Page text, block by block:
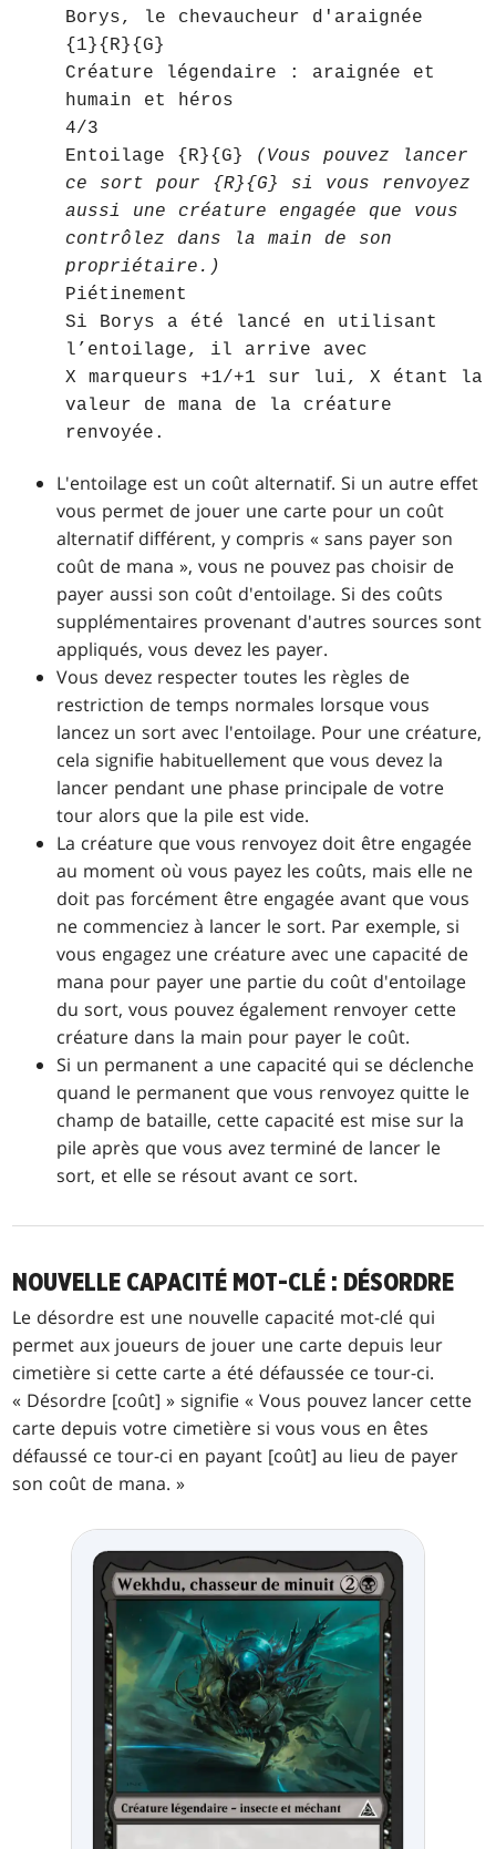
Borys, le chevaucheur d'araignée
{1}{R}{G}
Créature légendaire : araignée et
humain et héros
4/3
Entoilage {R}{G} (Vous pouvez lancer
ce sort pour {R}{G} si vous renvoyez
aussi une créature engagée que vous
contrôlez dans la main de son
propriétaire.)
Piétinement
Si Borys a été lancé en utilisant
l’entoilage, il arrive avec
X marqueurs +1/+1 sur lui, X étant la
valeur de mana de la créature
renvoyée.
L'entoilage est un coût alternatif. Si un autre effet
vous permet de jouer une carte pour un coût
alternatif différent, y compris « sans payer son
coût de mana », vous ne pouvez pas choisir de
payer aussi son coût d'entoilage. Si des coûts
supplémentaires provenant d'autres sources sont
appliqués, vous devez les payer.
Vous devez respecter toutes les règles de
restriction de temps normales lorsque vous
lancez un sort avec l'entoilage. Pour une créature,
cela signifie habituellement que vous devez la
lancer pendant une phase principale de votre
tour alors que la pile est vide.
La créature que vous renvoyez doit être engagée
au moment où vous payez les coûts, mais elle ne
doit pas forcément être engagée avant que vous
ne commenciez à lancer le sort. Par exemple, si
vous engagez une créature avec une capacité de
mana pour payer une partie du coût d'entoilage
du sort, vous pouvez également renvoyer cette
créature dans la main pour payer le coût.
Si un permanent a une capacité qui se déclenche
quand le permanent que vous renvoyez quitte le
champ de bataille, cette capacité est mise sur la
pile après que vous avez terminé de lancer le
sort, et elle se résout avant ce sort.
NOUVELLE CAPACITÉ MOT-CLÉ : DÉSORDRE
Le désordre est une nouvelle capacité mot-clé qui
permet aux joueurs de jouer une carte depuis leur
cimetière si cette carte a été défaussée ce tour-ci.
« Désordre [coût] » signifie « Vous pouvez lancer cette
carte depuis votre cimetière si vous vous en êtes
défaussé ce tour-ci en payant [coût] au lieu de payer
son coût de mana. »